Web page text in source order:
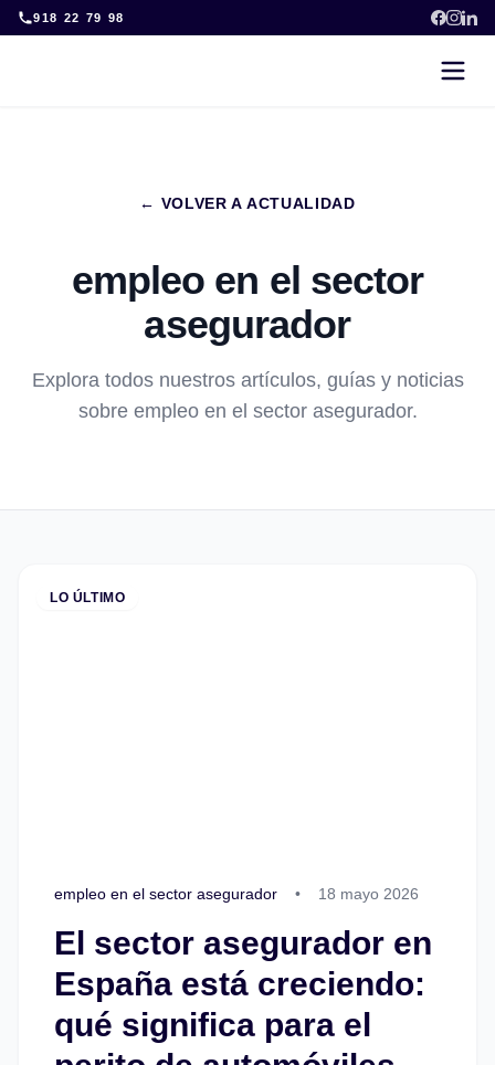
Skip
to
918 22 79 98
← VOLVER A ACTUALIDAD
empleo en el sector
asegurador
Explora todos nuestros artículos, guías y noticias
sobre empleo en el sector asegurador.
LO ÚLTIMO
empleo en el sector asegurador • 18 mayo 2026
El sector asegurador en
España está creciendo:
qué significa para el